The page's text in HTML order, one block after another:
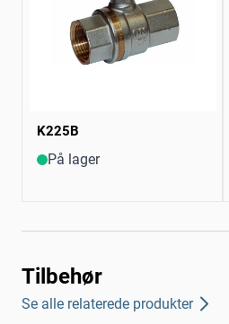
K225B
På lager
Tilbehør
Se alle relaterede produkter